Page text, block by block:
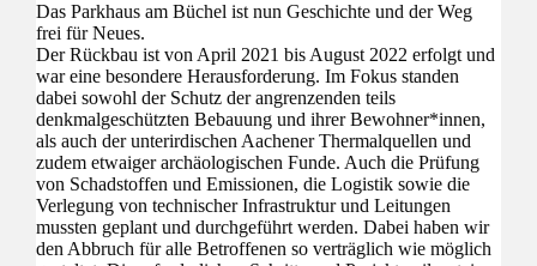
27;
THW
und
Feuerwehr
Arbeiten
zusammen
am
Parkhaus
Büschel.Hier
werden
drei
Graffititis
gesichert
27;
THW
und
Feuerwehr
Arbeiten
zusammen
am
Parkhaus
Büschel.Hier
werden
drei
Graffititis
gesichert
27;
THW
und
Feuerwehr
Arbeiten
zusammen
am
Parkhaus
Büschel.Hier
werden
drei
Graffititis
gesichert
27;
THW
und
Feuerwehr
Arbeiten
zusammen
am
Parkhaus
Büschel.Hier
werden
drei
Graffititis
gesichert
Das Parkhaus am Büchel ist nun Geschichte und der Weg
frei für Neues.
Der Rückbau ist von April 2021 bis August 2022 erfolgt und
war eine besondere Herausforderung. Im Fokus standen
dabei sowohl der Schutz der angrenzenden teils
denkmalgeschützten Bebauung und ihrer Bewohner*innen,
als auch der unterirdischen Aachener Thermalquellen und
zudem etwaiger archäologischen Funde. Auch die Prüfung
von Schadstoffen und Emissionen, die Logistik sowie die
Verlegung von technischer Infrastruktur und Leitungen
mussten geplant und durchgeführt werden. Dabei haben wir
den Abbruch für alle Betroffenen so verträglich wie möglich